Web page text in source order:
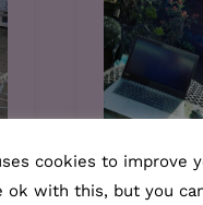
cookies to improve
ok with this, but you